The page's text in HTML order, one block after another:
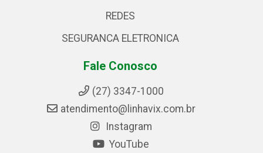
REDES
SEGURANCA ELETRONICA
Fale Conosco
(27) 3347-1000
atendimento@linhavix.com.br
Instagram
YouTube